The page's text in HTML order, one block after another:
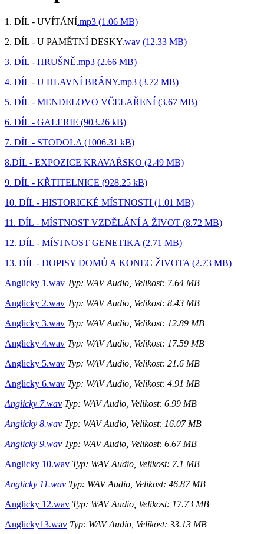
1. DÍL - UVÍTÁNÍ.mp3 (1.06 MB)
2. DÍL - U PAMĚTNÍ DESKY.wav (12.33 MB)
3. DÍL - HRUŠNĚ.mp3 (2.66 MB)
4. DÍL - U HLAVNÍ BRÁNY.mp3 (3.72 MB)
5. DÍL - MENDELOVO VČELAŘENÍ (3.67 MB)
6. DÍL - GALERIE (903.26 kB)
7. DÍL - STODOLA (1006.31 kB)
8.DÍL - EXPOZICE KRAVAŘSKO (2.49 MB)
9. DÍL - KŘTITELNICE (928.25 kB)
10. DÍL - HISTORICKÉ MÍSTNOSTI (1.01 MB)
11. DÍL - MÍSTNOST VZDĚLÁNÍ A ŽIVOT (8.72 MB)
12. DÍL - MÍSTNOST GENETIKA (2.71 MB)
13. DÍL - DOPISY DOMŮ A KONEC ŽIVOTA (2.73 MB)
Anglicky 1.wav Typ: WAV Audio, Velikost: 7.64 MB
Anglicky 2.wav Typ: WAV Audio, Velikost: 8.43 MB
Anglicky 3.wav Typ: WAV Audio, Velikost: 12.89 MB
Anglicky 4.wav Typ: WAV Audio, Velikost: 17.59 MB
Anglicky 5.wav Typ: WAV Audio, Velikost: 21.6 MB
Anglicky 6.wav Typ: WAV Audio, Velikost: 4.91 MB
Anglicky 7.wav Typ: WAV Audio, Velikost: 6.99 MB
Anglicky 8.wav Typ: WAV Audio, Velikost: 16.07 MB
Anglicky 9.wav Typ: WAV Audio, Velikost: 6.67 MB
Anglicky 10.wav Typ: WAV Audio, Velikost: 7.1 MB
Anglicky 11.wav Typ: WAV Audio, Velikost: 46.87 MB
Anglicky 12.wav Typ: WAV Audio, Velikost: 17.73 MB
Anglicky13.wav Typ: WAV Audio, Velikost: 33.13 MB